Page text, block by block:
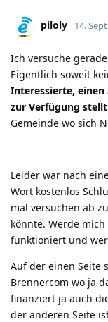
piloly 14.
Ich versuche
Eigentlich soweit
Interessierte, einen
zur Verfügung
Gemeinde wo sich
Leider war nach
Wort kostenlos
mal versuchen ab
könnte. Werde
funktioniert und
Auf der einen Seite
Brennercom wo ja
finanziert ja auch
der anderen Seite